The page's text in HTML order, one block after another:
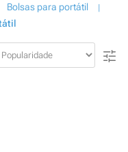
Bolsas para portátil